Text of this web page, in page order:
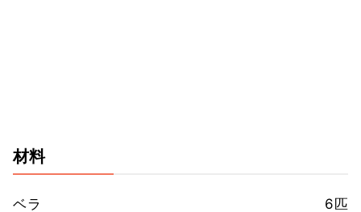
材料
ベラ
6匹